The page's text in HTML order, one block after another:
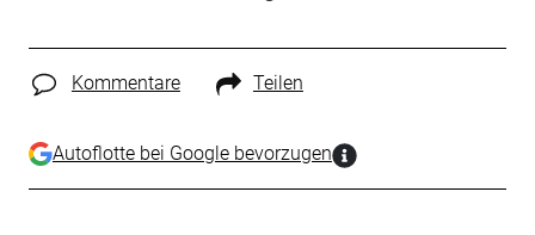
Kommentare Teilen
Autoflotte bei Google bevorzugen